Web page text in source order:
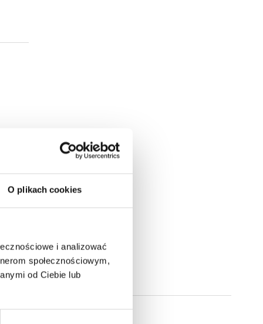
O plikach cookies
i analizować
społecznościowym,
od Ciebie lub